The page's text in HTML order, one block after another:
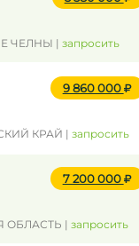
ЧЕЛНЫ | запросить
9 860 000
КРАЙ | запросить
7 200 000
ОБЛАСТЬ | запросить